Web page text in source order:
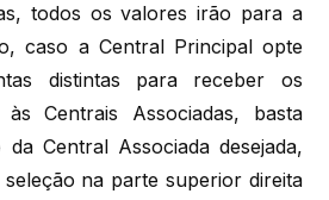
todos os valores irão para a
caso a Central Principal opte
distintas para receber os
Centrais Associadas, basta
Central Associada desejada,
na parte superior direita